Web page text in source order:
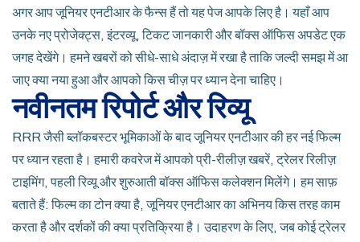
अगर आप जूनियर एनटीआर के फैन्स हैं तो यह पेज आपके लिए है। यहाँ आप
उनके नए प्रोजेक्ट्स, इंटरव्यू, टिकट जानकारी और बॉक्स ऑफिस अपडेट एक
जगह देखेंगे। हमने खबरों को सीधे-साधे अंदाज़ में रखा है ताकि जल्दी समझ में आ
जाए क्या नया हुआ और आपको किस चीज़ पर ध्यान देना चाहिए।
नवीनतम रिपोर्ट और रिव्यू
RRR जैसी ब्लॉकबस्टर भूमिकाओं के बाद जूनियर एनटीआर की हर नई फिल्म
पर ध्यान रहता है। हमारी कवरेज में आपको प्री-रीलीज़ खबरें, ट्रेलर रिलीज़
टाइमिंग, पहली रिव्यू और शुरुआती बॉक्स ऑफिस कलेक्शन मिलेंगे। हम साफ़
बताते हैं: फिल्म का टोन क्या है, जूनियर एनटीआर का अभिनय किस तरह काम
करता है और दर्शकों की क्या प्रतिक्रिया है। उदाहरण के लिए, जब कोई ट्रेलर